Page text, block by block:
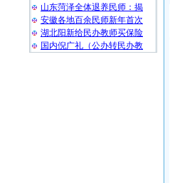
山东菏泽全体退养民师：揭
安徽各地百余民师新年首次
湖北阳新给民办教师买保险
国内倪广礼（公办转民办教